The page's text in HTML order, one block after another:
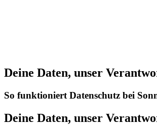
Deine Daten, unser
So funktioniert Datenschutz bei
Deine Daten, unser